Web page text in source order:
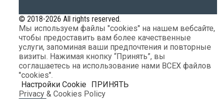
© 2018-2026 All rights reserved.
Мы используем файлы "cookies" на нашем вебсайте,
чтобы предоставить вам более качественные
услуги, запоминая ваши предпочтения и повторные
визиты. Нажимая кнопку “Принять”, вы
соглашаетесь на использование нами ВСЕХ файлов
"cookies".
Настройки Cookie ПРИНЯТЬ
Privacy & Cookies Policy